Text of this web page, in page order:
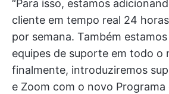
“Para isso, estamos
cliente em tempo real 24
por semana. Também
equipes de suporte em todo o
finalmente, introduziremos
e Zoom com o novo Programa